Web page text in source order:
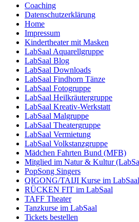
Coaching
Datenschutzerklärung
Home
Impressum
Kindertheater mit Masken
LabSaal Aquarellgruppe
LabSaal Blog
LabSaal Downloads
LabSaal Findhorn Tänze
LabSaal Fotogruppe
LabSaal Heilkräutergruppe
LabSaal Kreativ-Werkstatt
LabSaal Malgruppe
LabSaal Theatergruppe
LabSaal Vermietung
LabSaal Volkstanzgruppe
Mädchen Fahrten Bund (MFB)
Mitglied im Natur & Kultur
PopSong Singers
QIGONG/TAIJI Kurse im LabSaal
RÜCKEN FIT im LabSaal
TAFF Theater
Tanzkurse im LabSaal
Tickets bestellen